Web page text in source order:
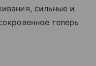
сильные и
теперь